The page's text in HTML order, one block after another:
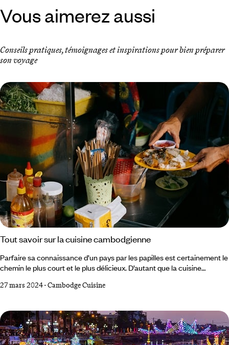
Vous aimerez aussi
Conseils pratiques, témoignages et inspirations pour bien préparer
son voyage
Tout savoir sur la cuisine cambodgienne
Parfaire sa connaissance d’un pays par les papilles est certainement le
chemin le plus court et le plus délicieux. D’autant que la cuisine
thaïlandaises et vietnamiennes, voisines au succès déjà planétaire.
familiales sont irrésistibles. Abondants, épices, légumes et fruits frais
viennent agrémenter une gastronomie déjà riche et colorée.
27 mars 2024-Cambodge Cuisine